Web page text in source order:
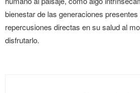
bienestar de las generaciones
repercusiones directas en su salud al
disfrutarlo.